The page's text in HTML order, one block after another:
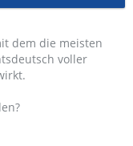
dem die meisten
voller